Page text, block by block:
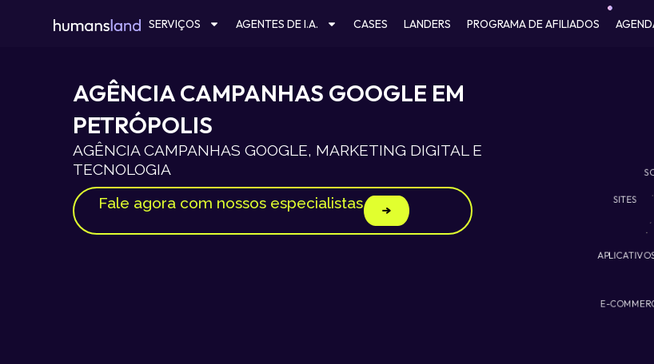
SERVIÇOS AGENTES DE I.A. CASES LANDERS PROGRAMA DE AFILIADOS
AGÊNCIA CAMPANHAS GOOGLE EM
PETRÓPOLIS
AGÊNCIA CAMPANHAS GOOGLE, MARKETING DIGITAL E
TECNOLOGIA
Fale agora com nossos especialistas
APLICATIVOS
SITES
E-